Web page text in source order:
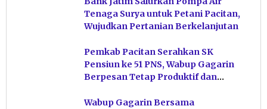
Tenaga Surya untuk Petani Pacitan,
Wujudkan Pertanian Berkelanjutan
Pemkab Pacitan Serahkan SK
Pensiun ke 51 PNS, Wabup Gagarin
Berpesan Tetap Produktif dan
Wabup Gagarin Bersama